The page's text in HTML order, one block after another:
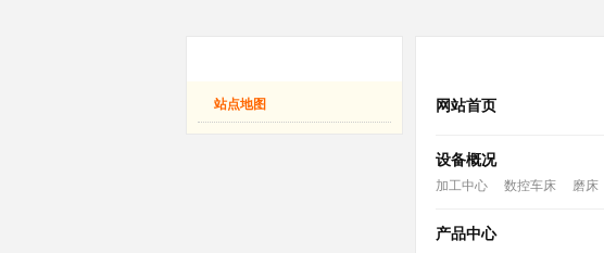
站点地图 网站首页
设备概况
加工中心 数控车床 磨床
产品中心